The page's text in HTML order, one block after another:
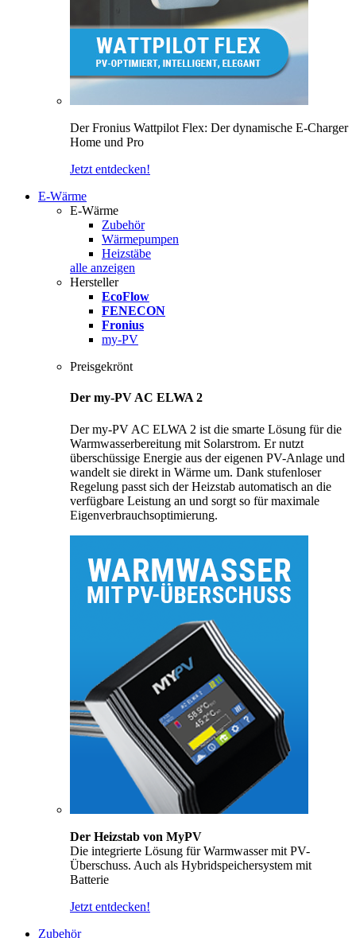
Der Fronius Wattpilot Flex: Der dynamische E-Charger
Home und Pro
Jetzt entdecken!
E-Wärme
E-Wärme
Zubehör
Wärmepumpen
Heizstäbe
alle anzeigen
Hersteller
EcoFlow
FENECON
Fronius
my-PV
Preisgekrönt
Der my-PV AC ELWA 2
Der my-PV AC ELWA 2 ist die smarte Lösung für die
Warmwasserbereitung mit Solarstrom. Er nutzt
überschüssige Energie aus der eigenen PV-Anlage und
wandelt sie direkt in Wärme um. Dank stufenloser
Regelung passt sich der Heizstab automatisch an die
verfügbare Leistung an und sorgt so für maximale
Eigenverbrauchsoptimierung.
Der Heizstab von MyPV
Die integrierte Lösung für Warmwasser mit PV-
Überschuss. Auch als Hybridspeichersystem mit
Batterie
Jetzt entdecken!
Zubehör